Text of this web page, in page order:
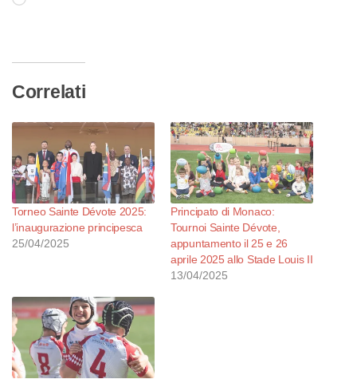
Correlati
Torneo Sainte Dévote 2025:
l’inaugurazione principesca
25/04/2025
Principato di Monaco:
Tournoi Sainte Dévote,
appuntamento il 25 e 26
aprile 2025 allo Stade Louis II
13/04/2025